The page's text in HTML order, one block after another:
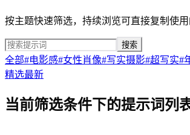
按主题快速筛选，持续浏览可直接复制使用
搜索
全部#电影感#女性肖像#写实摄影#超写实#
精选最新
当前筛选条件下的提示词列